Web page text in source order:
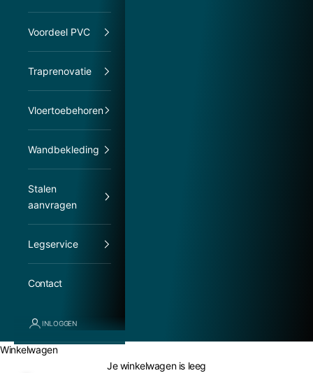
Voordeel PVC
Traprenovatie
Vloertoebehoren
Wandbekleding
Stalen
aanvragen
Legservice
Contact
INLOGGEN
Winkelwagen
Je winkelwagen is leeg